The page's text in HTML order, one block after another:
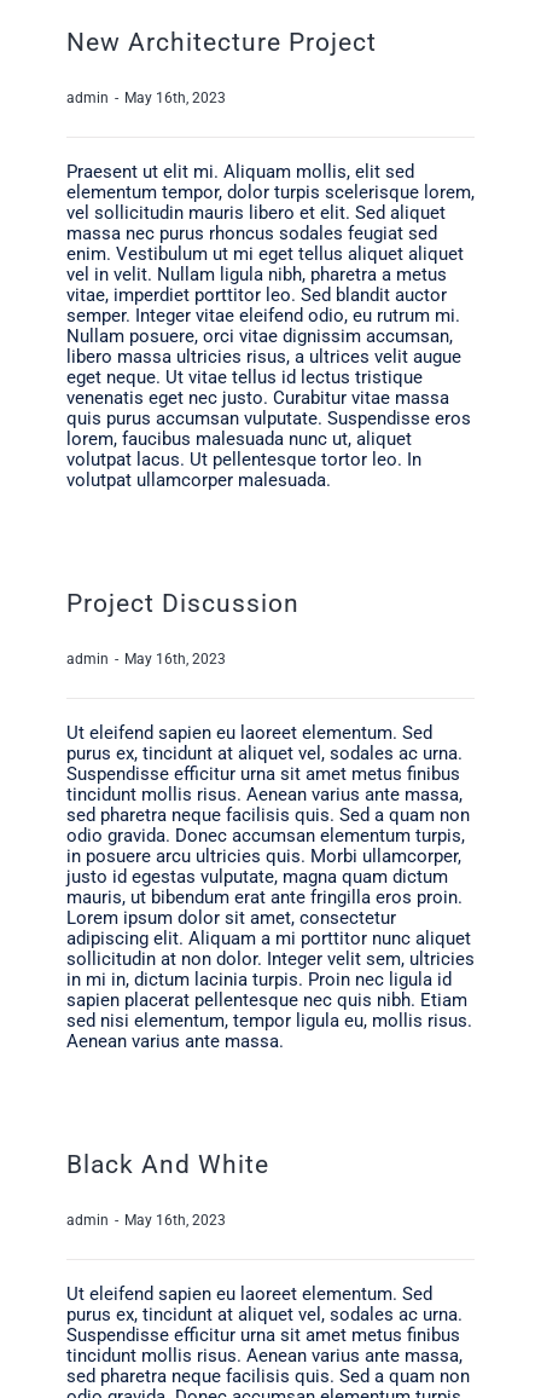
New Architecture Project
admin - May 16th, 2023
Praesent ut elit mi. Aliquam mollis, elit sed
elementum tempor, dolor turpis scelerisque lorem,
vel sollicitudin mauris libero et elit. Sed aliquet
massa nec purus rhoncus sodales feugiat sed
enim. Vestibulum ut mi eget tellus aliquet aliquet
vel in velit. Nullam ligula nibh, pharetra a metus
vitae, imperdiet porttitor leo. Sed blandit auctor
semper. Integer vitae eleifend odio, eu rutrum mi.
Nullam posuere, orci vitae dignissim accumsan,
libero massa ultricies risus, a ultrices velit augue
eget neque. Ut vitae tellus id lectus tristique
venenatis eget nec justo. Curabitur vitae massa
quis purus accumsan vulputate. Suspendisse eros
lorem, faucibus malesuada nunc ut, aliquet
volutpat lacus. Ut pellentesque tortor leo. In
volutpat ullamcorper malesuada.
Project Discussion
admin - May 16th, 2023
Ut eleifend sapien eu laoreet elementum. Sed
purus ex, tincidunt at aliquet vel, sodales ac urna.
Suspendisse efficitur urna sit amet metus finibus
tincidunt mollis risus. Aenean varius ante massa,
sed pharetra neque facilisis quis. Sed a quam non
odio gravida. Donec accumsan elementum turpis,
in posuere arcu ultricies quis. Morbi ullamcorper,
justo id egestas vulputate, magna quam dictum
mauris, ut bibendum erat ante fringilla eros proin.
Lorem ipsum dolor sit amet, consectetur
adipiscing elit. Aliquam a mi porttitor nunc aliquet
sollicitudin at non dolor. Integer velit sem, ultricies
in mi in, dictum lacinia turpis. Proin nec ligula id
sapien placerat pellentesque nec quis nibh. Etiam
sed nisi elementum, tempor ligula eu, mollis risus.
Aenean varius ante massa.
Black And White
admin - May 16th, 2023
Ut eleifend sapien eu laoreet elementum. Sed
purus ex, tincidunt at aliquet vel, sodales ac urna.
Suspendisse efficitur urna sit amet metus finibus
tincidunt mollis risus. Aenean varius ante massa,
sed pharetra neque facilisis quis. Sed a quam non